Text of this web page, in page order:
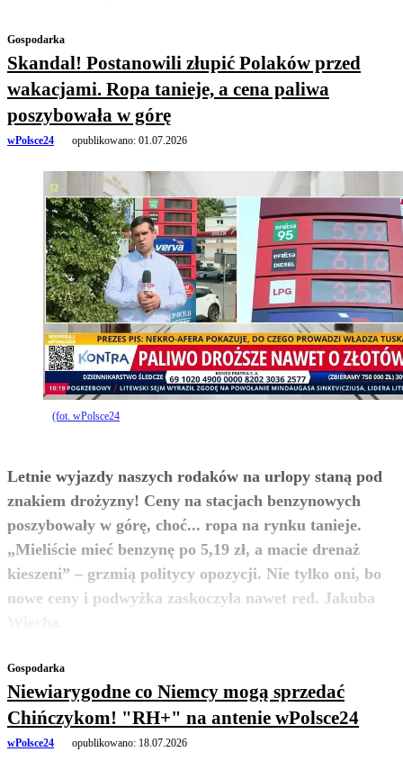
Gospodarka
Skandal! Postanowili złupić Polaków przed
wakacjami. Ropa tanieje, a cena paliwa
poszybowała w górę
wPolsce24 opublikowano: 01.07.2026
(fot. wPolsce24
Letnie wyjazdy naszych rodaków na urlopy staną pod
znakiem drożyzny! Ceny na stacjach benzynowych
poszybowały w górę, choć... ropa na rynku tanieje.
„Mieliście mieć benzynę po 5,19 zł, a macie drenaż
kieszeni” – grzmią politycy opozycji. Nie tylko oni, bo
nowe ceny i podwyżka zaskoczyła nawet red. Jakuba
zobacz więcej
Gospodarka
Niewiarygodne co Niemcy mogą sprzedać
Chińczykom! "RH+" na antenie wPolsce24
wPolsce24 opublikowano: 18.07.2026